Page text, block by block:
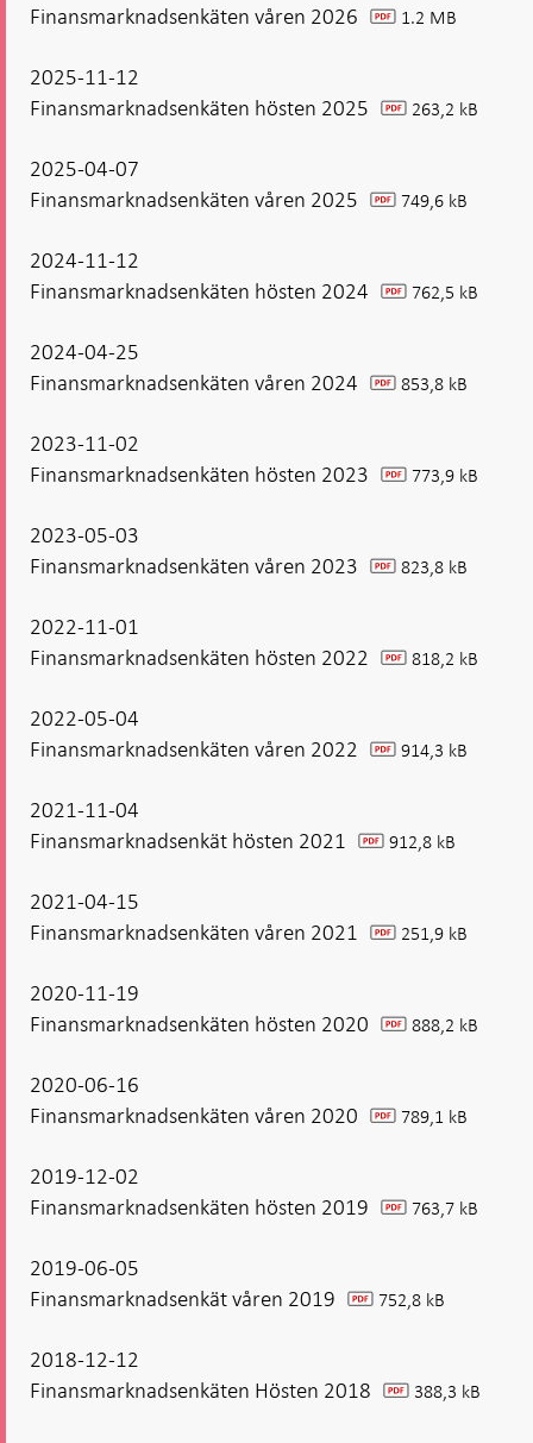
Finansmarknadsenkäten våren 2026 pdf 1.2 MB
2025-11-12
Finansmarknadsenkäten hösten 2025 pdf 263,2 kB
2025-04-07
Finansmarknadsenkäten våren 2025 pdf 749,6 kB
2024-11-12
Finansmarknadsenkäten hösten 2024 pdf 762,5 kB
2024-04-25
Finansmarknadsenkäten våren 2024 pdf 853,8 kB
2023-11-02
Finansmarknadsenkäten hösten 2023 pdf 773,9 kB
2023-05-03
Finansmarknadsenkäten våren 2023 pdf 823,8 kB
2022-11-01
Finansmarknadsenkäten hösten 2022 pdf 818,2 kB
2022-05-04
Finansmarknadsenkäten våren 2022 pdf 914,3 kB
2021-11-04
Finansmarknadsenkät hösten 2021 pdf 912,8 kB
2021-04-15
Finansmarknadsenkäten våren 2021 pdf 251,9 kB
2020-11-19
Finansmarknadsenkäten hösten 2020 pdf 888,2 kB
2020-06-16
Finansmarknadsenkäten våren 2020 pdf 789,1 kB
2019-12-02
Finansmarknadsenkäten hösten 2019 pdf 763,7 kB
2019-06-05
Finansmarknadsenkät våren 2019 pdf 752,8 kB
2018-12-12
Finansmarknadsenkäten Hösten 2018 pdf 388,3 kB